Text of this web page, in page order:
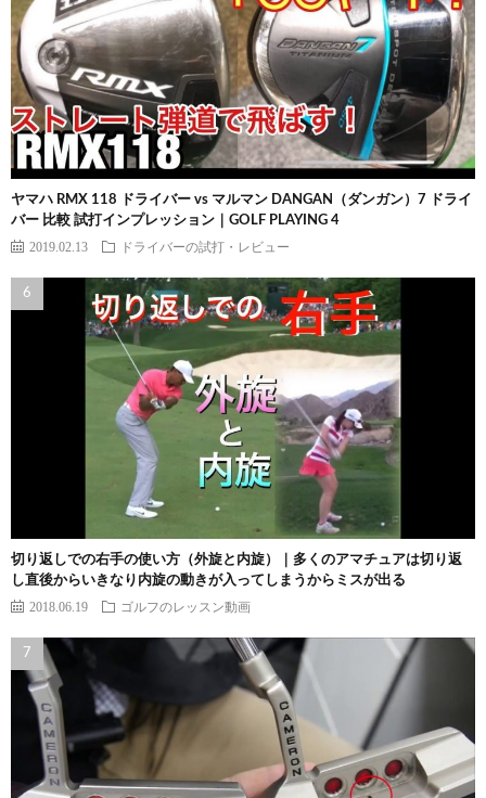
ヤマハ RMX 118 ドライバー vs マルマン DANGAN（ダンガン）7 ドライ
バー 比較 試打インプレッション｜GOLF PLAYING 4
2019.02.13 ドライバーの試打・レビュー
切り返しでの右手の使い方（外旋と内旋）｜多くのアマチュアは切り返
し直後からいきなり内旋の動きが入ってしまうからミスが出る
2018.06.19 ゴルフのレッスン動画